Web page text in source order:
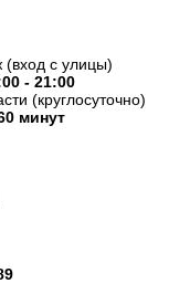
(вход с улицы)
- 21:00
(круглосуточно)
минут